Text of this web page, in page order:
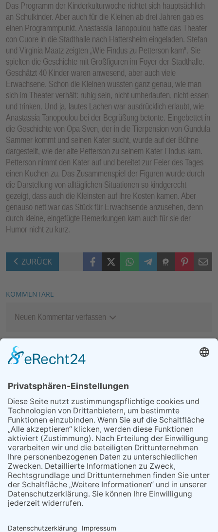
Das Programm der Kinderkulturwoche richtet sich hauptsächlich
an Schulkinder. Aber auch für die Kleinen ab drei Jahren gab es
einen Programmpunkt. Anastassia Tanopoulou hatte das Theater
con Cuore in die Stadthalle nach Hattersheim eingeladen. Stefan
und Virginia Maatz zeigten „Wie Findus zu Petterson kam“. Sie
spielten die Geschichte mit Großfiguren im Foyer der Stadthalle.
Geschätzt 40 Kinder waren anwesend, aber auch viele
Erwachsene. Schon die Kleinen wussten ganz genau, wie man
sich im Theater verhält: ruhig sein, nicht umherlaufen, nicht essen
und trinken. Und ja, lautes Lachen war ausdrücklich erlaubt, wie
Anastassia Tanopoulou bei der Begrüßung betonte. Eingebettet in
die Geschichte von Opa Sven, der in die Tierpension von Gundula
Sammer kommt und seinen Kater sucht, wurde auf der Bühne
dargestellt, wie der alte Petterson zu seinem Kater Findus kam.
Petterson nimmt den Kater auf und bereitet zur Feier des Tages
einen Kuchen zu. Das Zusammenspiel der Figuren wurde durch
die Darstellung von alltäglichen Situationen so kindgerecht
gezeigt, dass auch die Kleinsten auf ihre Kosten kamen. Aber
genauso nett war das Stück für Erwachsende anzusehen, denn
durch kleine, eingefügte Bemerkungen kam auch für sie der
Humor nicht zu kurz.
ZURÜCK FacebookX (Twitter)WhatsAppTelegramThreemaPinterestMail
KOMMENTARE
Neuen Kommentar verfassen
MEIST GELESEN
Ladies – mehr als ein
Flohmarkt
06.08.2026
13. Folk- & Bluesfestival
kehrt zurück zu seinen
Wurzeln
06.08.2026
Polizeibericht
07.08.2026
Regelmäßige
Veranstaltungen
29.05.2026
Was Tschernobyl vor 40
Jahren für Kriftel bedeutete